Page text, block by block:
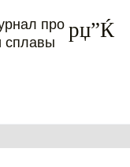
про
сплавы